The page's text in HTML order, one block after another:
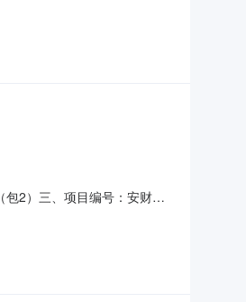
争性磋商采购，按
2）三、项目编号：安财招
址：河南省郑州市高新技术